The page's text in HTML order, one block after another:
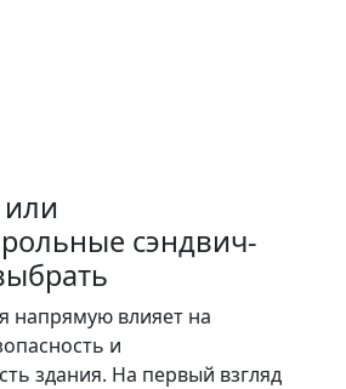
сэндвич-
напрямую влияет на
и
здания. На первый взгляд